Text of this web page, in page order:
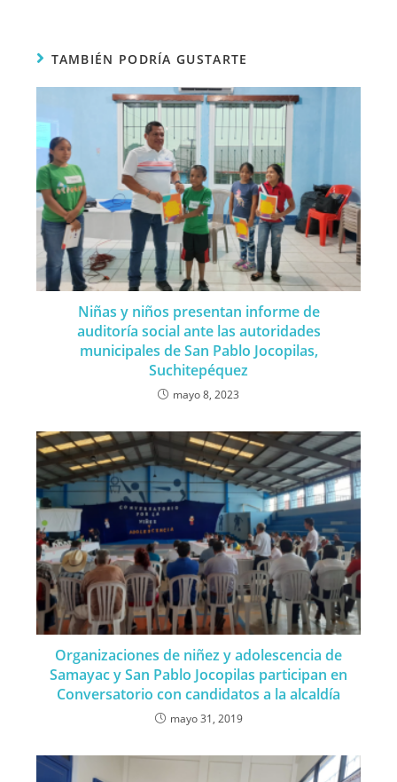
TAMBIÉN PODRÍA GUSTARTE
Niñas y niños presentan informe de
auditoría social ante las autoridades
municipales de San Pablo Jocopilas,
Suchitepéquez
mayo 8, 2023
Organizaciones de niñez y adolescencia de
Samayac y San Pablo Jocopilas participan en
Conversatorio con candidatos a la alcaldía
mayo 31, 2019